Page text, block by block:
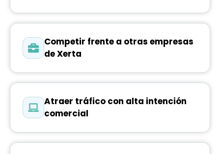
Competir frente a otras empresas
de Xerta
Atraer tráfico con alta intención
comercial